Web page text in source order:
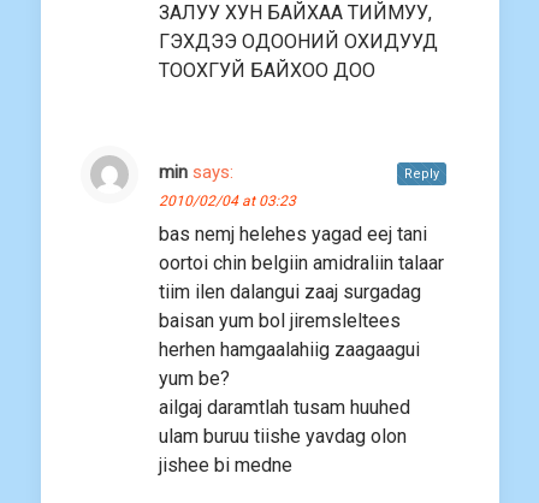
ЗАЛУУ ХУН БАЙХАА ТИЙМУУ,
ГЭХДЭЭ ОДООНИЙ ОХИДУУД
ТООХГУЙ БАЙХОО ДОО
min says:
2010/02/04 at 03:23
bas nemj helehes yagad eej tani
oortoi chin belgiin amidraliin talaar
tiim ilen dalangui zaaj surgadag
baisan yum bol jiremsleltees
herhen hamgaalahiig zaagaagui
yum be?
ailgaj daramtlah tusam huuhed
ulam buruu tiishe yavdag olon
jishee bi medne
Reply